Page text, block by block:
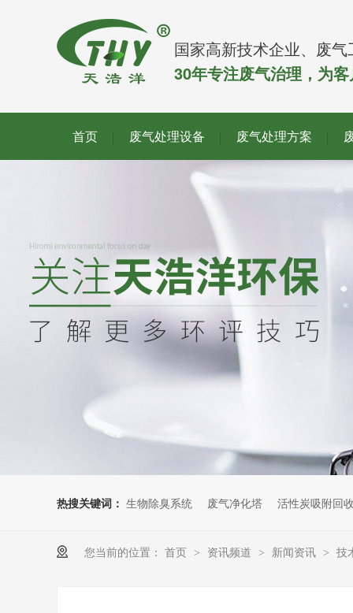
国家高新技术企业、废
30年专注废气治理，为
首页 废气处理设备 废气处理方案
热搜关键词： 生物除臭系统 废气净化塔 活性炭吸附回
您当前的位置： 首页 > 资讯频道 > 新闻资讯 > 技